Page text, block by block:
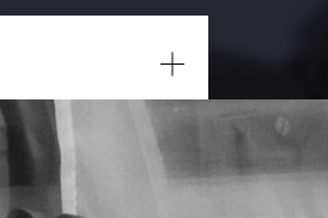
31 juillet 2022
/
Fermer